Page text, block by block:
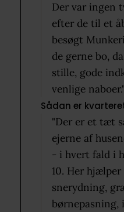
Der var ingen
efter de til et
besøgt
de gerne bo,
stille, gode
venlige naboer."
Sådan er
"Der er et tæt
ejerne af
- i hvert fald i
10. Her
snerydning,
børnepasning,